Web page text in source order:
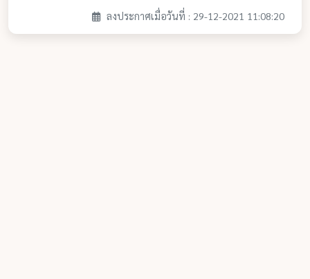
ลงประกาศเมื่อวันที่ : 29-12-2021 11:08:20